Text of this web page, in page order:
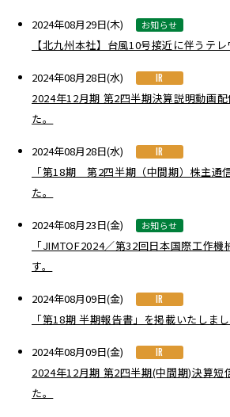
2024年08月29日(木) お知らせ
【北九州本社】台風10号接近に伴うテ
2024年08月28日(水) IR
2024年12月期 第2四半期決算説明動画
た。
2024年08月28日(水) IR
「第18期 第2四半期（中間期）株主通
た。
2024年08月23日(金) お知らせ
「JIMTOF2024／第32回日本国際工作
す。
2024年08月09日(金) IR
「第18期 半期報告書」を掲載いたしまし
2024年08月09日(金) IR
2024年12月期 第2四半期(中間期)決算短
た。